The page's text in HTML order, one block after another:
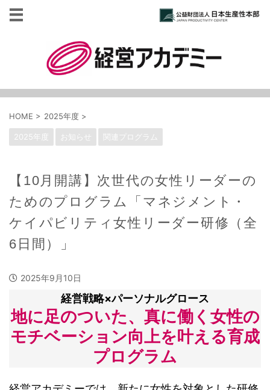
HOME > 2025年度 >
2025年度 お知らせ 関連プログラム
【10月開講】次世代の女性リーダーの
ためのプログラム「マネジメント・
ケイパビリティ女性リーダー研修（全
6日間）」
2025年9月10日
経営戦略×パーソナルグロース
地に足のついた、真に働く 女性の
モチベーション向上を叶える育成
プログラム